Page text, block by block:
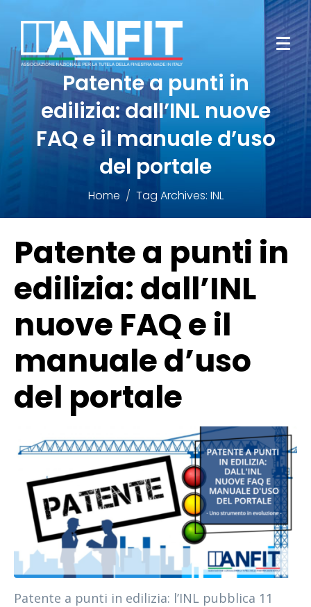
Patente a punti in
edilizia: dall’INL nuove
FAQ e il manuale d’uso
del portale
Home Tag Archives: INL
Patente a punti in
edilizia: dall’INL
nuove FAQ e il
manuale d’uso
del portale
Patente a punti in edilizia: l’INL pubblica 11